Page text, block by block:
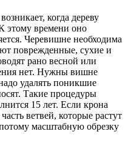
когда дереву
этому времени оно
Черевишне необходима
поврежденные, сухие и
рано весной или
нет. Нужны вишне
удалять поникшие
Такие процедуры
15 лет. Если крона
ветвей, которые растут
масштабную обрезку